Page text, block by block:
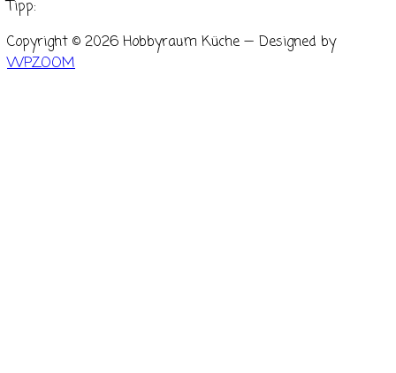
Tipp:
Copyright © 2026 Hobbyraum Küche — Designed by
WPZOOM